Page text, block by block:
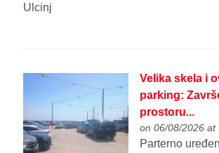
Ulcinj
Velika skela i
parking:
prostoru...
on 06/08/2026 at
Parterno